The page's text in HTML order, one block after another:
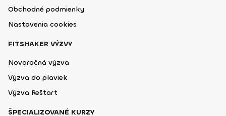
Obchodné podmienky
Nastavenia cookies
FITSHAKER VÝZVY
Novoročná výzva
Výzva do plaviek
Výzva Reštart
ŠPECIALIZOVANÉ KURZY